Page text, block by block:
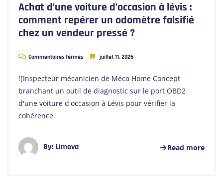
Achat d’une voiture d’occasion à lévis :
comment repérer un odomètre falsifié
chez un vendeur pressé ?
Commentaires fermés juillet 11, 2026
![Inspecteur mécanicien de Méca Home Concept
branchant un outil de diagnostic sur le port OBD2
d'une voiture d'occasion à Lévis pour vérifier la
cohérence
By: Limova Read more